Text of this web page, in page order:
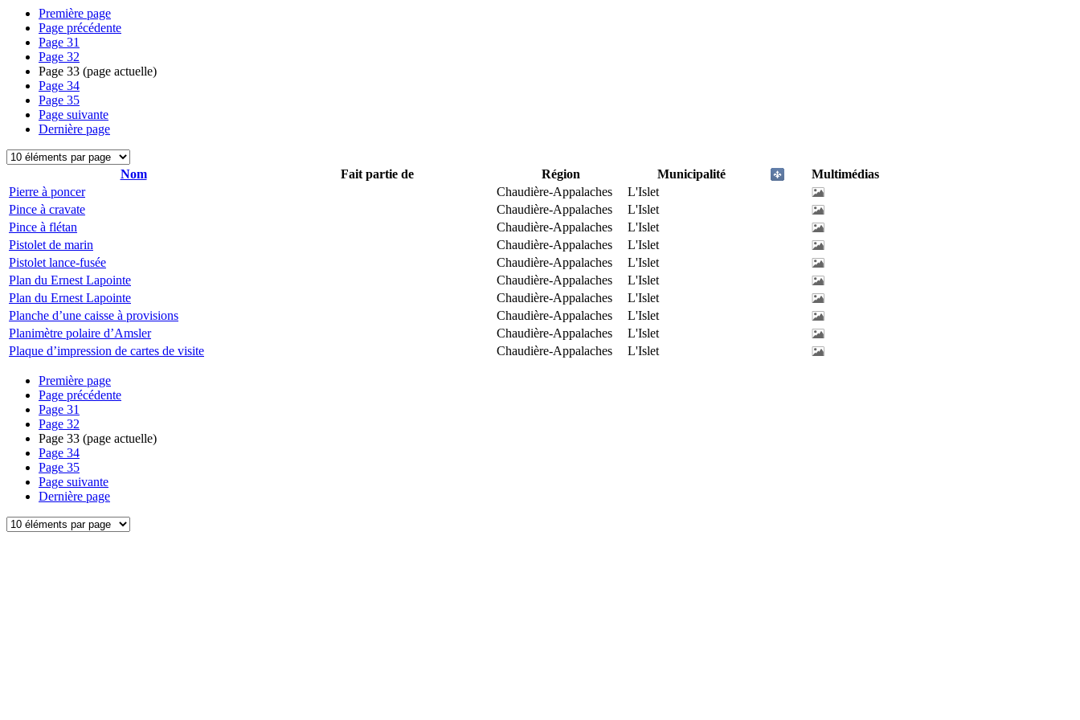
Première page
Page précédente
Page 31
Page 32
Page 33 (page actuelle)
Page 34
Page 35
Page suivante
Dernière page
Nom Fait partie de Région Municipalité
Multimédias
Pierre à poncer
Chaudière-Appalaches
L'Islet
Pince à cravate
Chaudière-Appalaches
L'Islet
Pince à flétan
Chaudière-Appalaches
L'Islet
Pistolet de marin
Chaudière-Appalaches
L'Islet
Pistolet lance-fusée
Chaudière-Appalaches
L'Islet
Plan du Ernest Lapointe
Chaudière-Appalaches
L'Islet
Plan du Ernest Lapointe
Chaudière-Appalaches
L'Islet
Planche d’une caisse à provisions
Chaudière-Appalaches
L'Islet
Planimètre polaire d’Amsler
Chaudière-Appalaches
L'Islet
Plaque d’impression de cartes de visite
Chaudière-Appalaches L'Islet
Première page
Page précédente
Page 31
Page 32
Page 33 (page actuelle)
Page 34
Page 35
Page suivante
Dernière page